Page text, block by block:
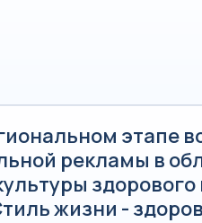
этапе
рекламы в
здорового
жизни -